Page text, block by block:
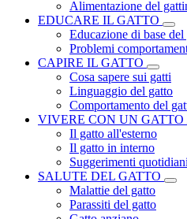
Alimentazione del
EDUCARE IL GATTO
Educazione di base
Problemi
CAPIRE IL GATTO
Cosa sapere sui gatti
Linguaggio del gatto
Comportamento del
VIVERE CON UN GATTO
Il gatto all'esterno
Il gatto in interno
Suggerimenti quotidiani
SALUTE DEL GATTO
Malattie del gatto
Parassiti del gatto